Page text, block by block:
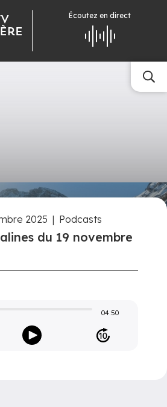
Écoutez en direct
2025 | Podcasts
du 19 novembre
04:50